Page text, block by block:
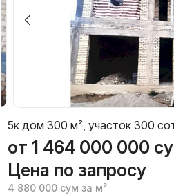
5к дом 300 м², участок 300
от 1 464 000 000
Цена по запросу
4 880 000 сум за м²